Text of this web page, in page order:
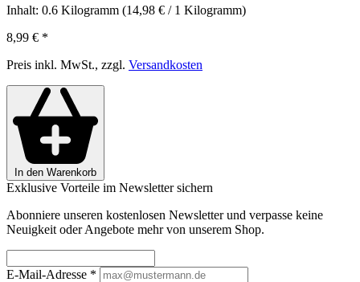
Inhalt: 0.6 Kilogramm (14,98 € / 1 Kilogramm)
8,99 € *
Preis inkl. MwSt., zzgl. Versandkosten
In den Warenkorb
Exklusive Vorteile im Newsletter sichern
Abonniere unseren kostenlosen Newsletter und verpasse keine
Neuigkeit oder Angebote mehr von unserem Shop.
E-Mail-Adresse *